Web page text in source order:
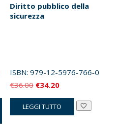
Diritto pubblico della
sicurezza
ISBN: 979-12-5976-766-0
€36.00 Il
prezzo
originale
€34.20Il
prezzo
attuale
LEGGI TUTTO